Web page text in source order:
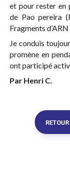
et pour rester en
de Pao pereira
Fragments
Je conduis
promène en
ont participé
Par Henri C.